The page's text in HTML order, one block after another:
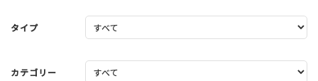
タイプ
カテゴリー